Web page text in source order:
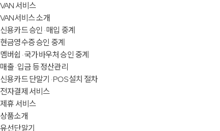
VAN 서비스
VAN서비스 소개
신용카드 승인 · 매입 중계
현금영수증 승인 중계
멤버쉽 · 국가바우처 승인 중계
매출 · 입금 등 정산관리
신용카드 단말기 · POS 설치 절차
전자결제 서비스
제휴 서비스
상품소개
유선단말기